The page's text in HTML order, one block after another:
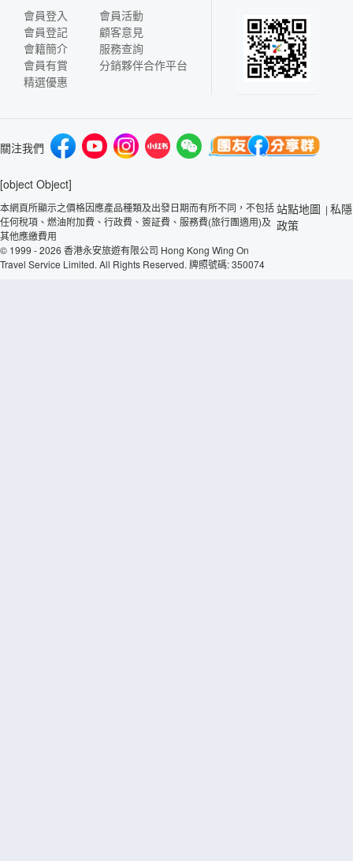
會員登入
會員登記
會籍簡介
會員有賞
精選優惠
會員活動
顧客意見
服務查詢
分銷夥伴合作平台
關注我們
[object Object]
本網頁所顯示之價格因應產品種類及出發日期而有所不同，不包括
任何稅項、燃油附加費、行政費、簽証費、服務費(旅行團適用)及
其他應繳費用
© 1999 - 2026 香港永安旅遊有限公司 Hong Kong Wing On
Travel Service Limited. All Rights Reserved. 牌照號碼: 350074
站點地圖 | 私隱
政策